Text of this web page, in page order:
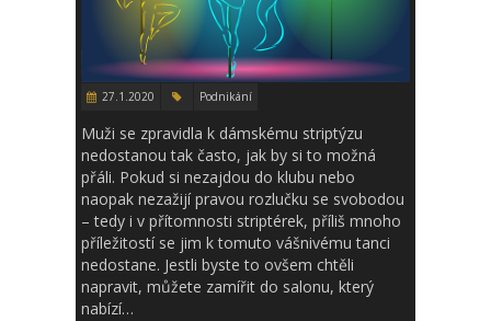
27.1.2020 Podnikání
Muži se zpravidla k dámskému striptýzu
nedostanou tak často, jak by si to možná
přáli. Pokud si nezajdou do klubu nebo
naopak nezažijí pravou rozlučku se svobodou
– tedy i v přítomnosti striptérek, příliš mnoho
příležitostí se jim k tomuto vášnivému tanci
nedostane. Jestli byste to ovšem chtěli
napravit, můžete zamířit do salonu, který
nabízí…